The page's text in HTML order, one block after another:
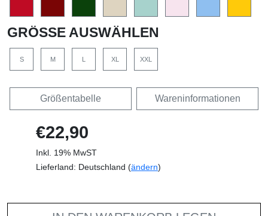
GRÖSSE AUSWÄHLEN
S M L XL XXL
Größentabelle Wareninformationen
€22,90
Inkl. 19% MwST
Lieferland: Deutschland (ändern)